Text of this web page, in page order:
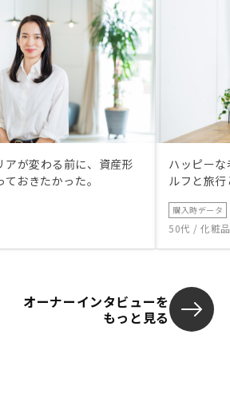
アが変わる前に、資産形
おきたかった。
ハッピー
ルフと旅
購入時データ
50代 / 化粧
オーナーインタビューを
もっと見る